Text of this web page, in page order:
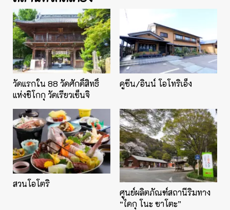
วัดแรกใน 88 วัดศักดิ์สิทธิ์
แห่งชิโกกุ วัดเรียวเซ็นจิ
คูซีน/อินน์ โอโทริเอ็ง
สวนโอโตริ
ศูนย์ผลิตภัณฑ์สถานีริมทาง
“ไดกุ โนะ ซาโตะ”